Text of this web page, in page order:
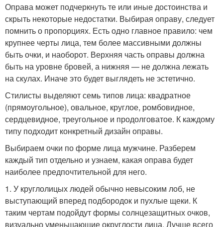
Оправа может подчеркнуть те или иные достоинства и
скрыть некоторые недостатки. Выбирая оправу, следует
помнить о пропорциях. Есть одно главное правило: чем
крупнее черты лица, тем более массивными должны
быть очки, и наоборот. Верхняя часть оправы должна
быть на уровне бровей, а нижняя — не должна лежать
на скулах. Иначе это будет выглядеть не эстетично.
Стилисты выделяют семь типов лица: квадратное
(прямоугольное), овальное, круглое, ромбовидное,
сердцевидное, треугольное и продолговатое. К каждому
типу подходит конкретный дизайн оправы.
Выбираем очки по форме лица мужчине. Разберем
каждый тип отдельно и узнаем, какая оправа будет
наиболее предпочтительной для него.
1. У круглолицых людей обычно невысоким лоб, не
выступающий вперед подбородок и пухлые щеки. К
таким чертам подойдут формы солнцезащитных очков,
визуально уменьшающие округлости лица. Лучше всего